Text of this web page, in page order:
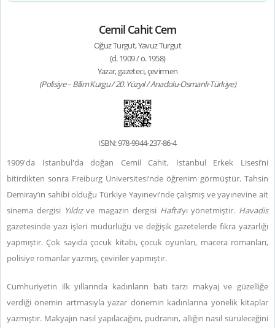
Cemil Cahit Cem
Oğuz Turgut, Yavuz Turgut
(d. 1909 / ö. 1958)
Yazar, gazeteci, çevirmen
(Polisiye – Bilim Kurgu / 20. Yüzyıl / Anadolu-Osmanlı-Türkiye)
ISBN: 978-9944-237-86-4
1909'da İstanbul'da doğan Cemil Cahit, İstanbul Erkek Lisesi’ni
bitirdikten sonra Freiburg Üniversitesi’nde öğrenim görmüştür. Tahsin
Demiray’ın sahibi olduğu Türkiye Yayınevi’nde çalışmış ve yayınevine ait
sinema dergisi Yıldızve magazin dergisi Hafta’yı yönetmiştir. Havadis
gazetesinde yazı işleri müdürlüğü ve değişik gazetelerde fıkra yazarlığı
yapmıştır. Çok sayıda çocuk kitabı, çocuk oyunları, macera romanları,
polisiye romanlar yazmış, çeviriler yapmıştır.
Cumhuriyetin ilk yıllarında kadınların batı tarzı makyaj ve güzelliğe
verdiği önemin artmasıyla yazar dönemin kadınlarına yönelik kitaplar
yazmıştır. Makyajın nasıl yapılacağını, pudranın, allığın nasıl sürüleceğini